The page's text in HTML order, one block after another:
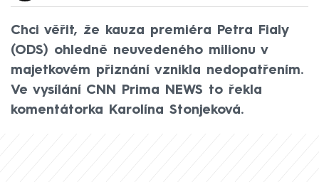
Chci věřit, že kauza premiéra Petra Fialy
(ODS) ohledně neuvedeného milionu v
majetkovém přiznání vznikla nedopatřením.
Ve vysílání CNN Prima NEWS to řekla
komentátorka Karolína Stonjeková.